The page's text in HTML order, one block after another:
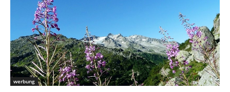
werbung